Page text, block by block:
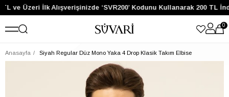
ve Üzeri İlk Alışverişinizde ‘SVR200’ Kodunu Kullanarak 200 TL
0
Anasayfa Siyah Regular Düz Mono Yaka 4 Drop Klasik Takım Elbise